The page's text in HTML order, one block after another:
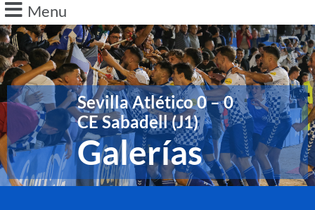
Menu
Sevilla Atlético 0 – 0
CE Sabadell (J1)
Galerías